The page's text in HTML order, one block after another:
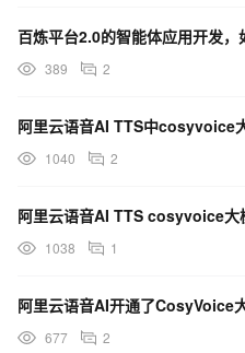
389 2
1040 2
1038 1
677 2